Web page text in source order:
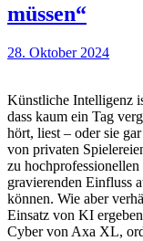
müssen“
28. Oktober 2024
Künstliche Intelligenz
dass kaum ein Tag
hört, liest – oder sie
von privaten
zu
gravierenden Einfluss
können. Wie aber
Einsatz von KI
Cyber von Axa XL,